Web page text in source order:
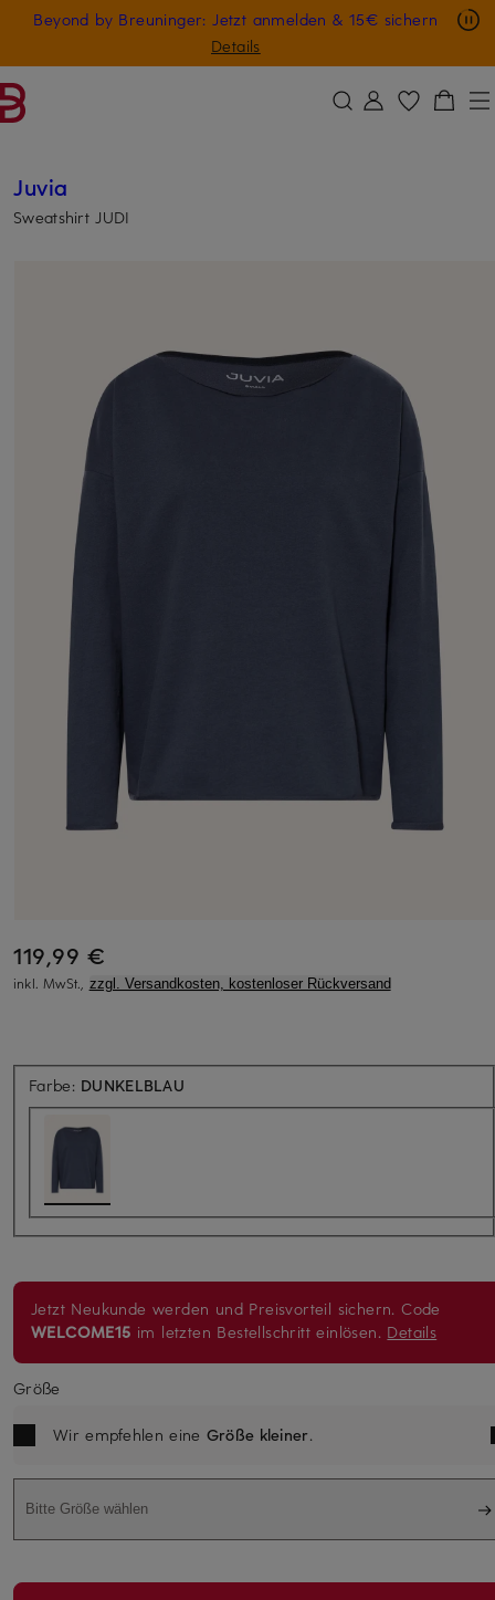
ZUM HAUPTINHALT ÜBERSPRINGEN
Beyond by Breuninger: Jetzt anmelden & 15€ sichern
Details
Nur in der App: -10 € auf digitale Geschenkkarten
GESCHENK20
Juvia
Sweatshirt JUDI
119,99 €
inkl. MwSt., zzgl. Versandkosten, kostenloser Rückversand
Farbe: DUNKELBLAU
Jetzt Neukunde werden und Preisvorteil sichern. Code
WELCOME15 im letzten Bestellschritt einlösen. Details
Größe
Wir empfehlen eine Größe kleiner.
Bitte Größe wählen